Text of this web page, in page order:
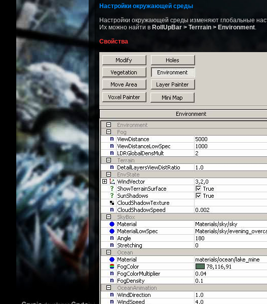
Настройки окружающей среды
Настройки окружающей среды изменяют глобальные
Их можно найти в RollUpBar > Terrrain > Environment.
Свойства